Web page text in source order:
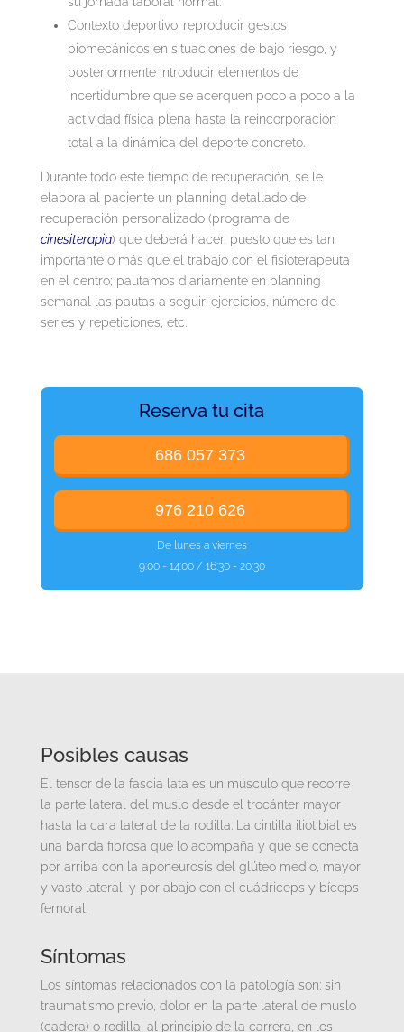
Contexto deportivo: reproducir gestos
biomecánicos en situaciones de bajo riesgo, y
posteriormente introducir elementos de
incertidumbre que se acerquen poco a poco a la
actividad física plena hasta la reincorporación
total a la dinámica del deporte concreto.
Durante todo este tiempo de recuperación, se le
elabora al paciente un planning detallado de
recuperación personalizado (programa de
cinesiterapia) que deberá hacer, puesto que es tan
importante o más que el trabajo con el fisioterapeuta
en el centro; pautamos diariamente en planning
semanal las pautas a seguir: ejercicios, número de
series y repeticiones, etc.
Reserva tu cita
686 057 373
976 210 626
De lunes a viernes
9:00 - 14:00 / 16:30 - 20:30
Posibles causas
El tensor de la fascia lata es un músculo que recorre
la parte lateral del muslo desde el trocánter mayor
hasta la cara lateral de la rodilla. La cintilla iliotibial es
una banda fibrosa que lo acompaña y que se conecta
por arriba con la aponeurosis del glúteo medio, mayor
y vasto lateral, y por abajo con el cuádriceps y bíceps
femoral.
Síntomas
Los síntomas relacionados con la patología son: sin
traumatismo previo, dolor en la parte lateral de muslo
(cadera) o rodilla, al principio de la carrera, en los